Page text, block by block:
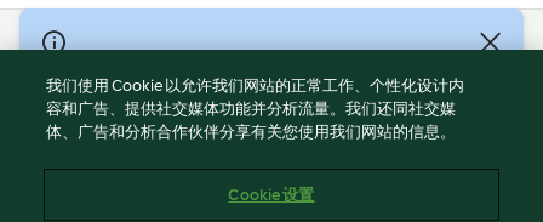
© Copyright 2021-2023 福维克信息科技(上海)有限公司 版权所有
2026
使用规定
我们使用 Cookie 以允许我们网站的正常工作、个性化设计内
容和广告、提供社交媒体功能并分析流量。我们还同社交媒
体、广告和分析合作伙伴分享有关您使用我们网站的信息。
Cookie 设置